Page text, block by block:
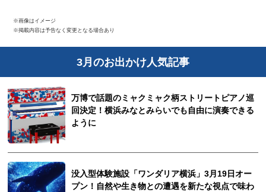
※画像はイメージ
※掲載内容は予告なく変更となる場合あり
3月のお出かけ人気記事
万博で話題のミャクミャク柄ストリートピアノ巡
回決定！横浜みなとみらいでも自由に演奏できる
ように
没入型体験施設「ワンダリア横浜」3月19日オー
プン！自然や生き物との遭遇を新たな視点で味わ